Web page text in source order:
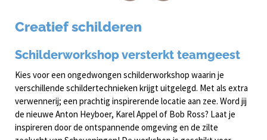
Creatief schilderen
Schilderworkshop versterkt teamgeest
Kies voor een ongedwongen schilderworkshop waarin je
verschillende schildertechnieken krijgt uitgelegd. Met als extra
verwennerij; een prachtig inspirerende locatie aan zee. Word jij
de nieuwe Anton Heyboer, Karel Appel of Bob Ross? Laat je
inspireren door de ontspannende omgeving en de zilte